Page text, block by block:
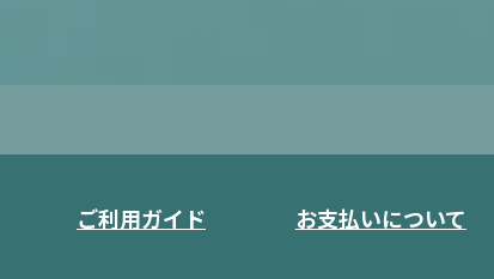
ご利用ガイド お支払いについて